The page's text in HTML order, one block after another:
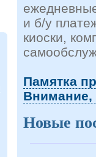
и б/у
киоски,
Памятка
Внимание,
Новые